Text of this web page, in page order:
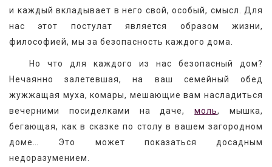
и каждый вкладывает в него свой, особый, смысл. Для
нас этот постулат является образом жизни,
философией, мы за безопасность каждого дома.
Но что для каждого из нас безопасный дом?
Нечаянно залетевшая, на ваш семейный обед
жужжащая муха, комары, мешающие вам насладиться
вечерними посиделками на даче, моль, мышка,
бегающая, как в сказке по столу в вашем загородном
доме… Это может показаться досадным
недоразумением.